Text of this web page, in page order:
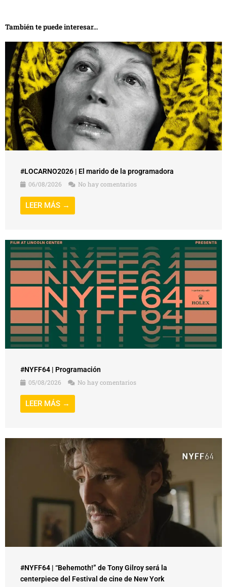
También te puede interesar...
#LOCARNO2026 | El marido de la programadora
06/08/2026
No hay comentarios
LEER MÁS →
#NYFF64 | Programación
05/08/2026
No hay comentarios
LEER MÁS →
#NYFF64 | “Behemoth!” de Tony Gilroy será la
centerpiece del Festival de cine de New York